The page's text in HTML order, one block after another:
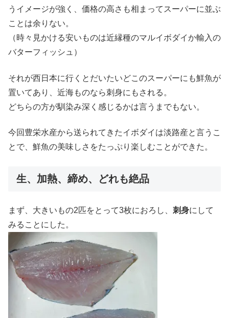
うイメージが強く、価格の高さも相まってスーパーに並ぶ
ことは余りない。
（時々見かける安いものは近縁種のマルイボダイか輸入の
バターフィッシュ）
それが西日本に行くとだいたいどこのスーパーにも鮮魚が
置いてあり、近海ものなら刺身にもされる。
どちらの方が馴染み深く感じるかは言うまでもない。
今回豊栄水産から送られてきたイボダイは淡路産と言うこ
とで、鮮魚の美味しさをたっぷり楽しむことができた。
生、加熱、締め、どれも絶品
まず、大きいもの2匹をとって3枚におろし、 刺身にして
みることにした。